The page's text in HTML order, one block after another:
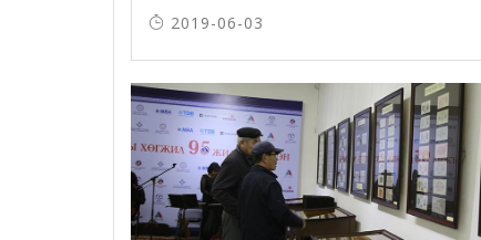
2019-06-03